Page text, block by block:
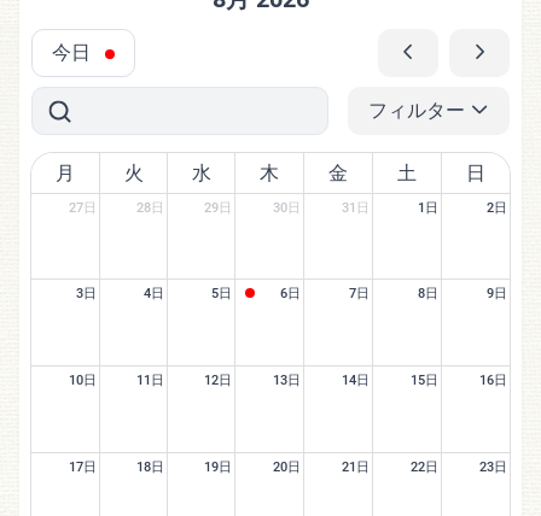
今日
フィルター
月 火 水 木 金 土 日
27日 28日 29日 30日 31日 1日 2日
3日 4日 5日 6日 7日 8日 9日
10日 11日 12日 13日 14日 15日 16日
17日 18日 19日 20日 21日 22日 23日